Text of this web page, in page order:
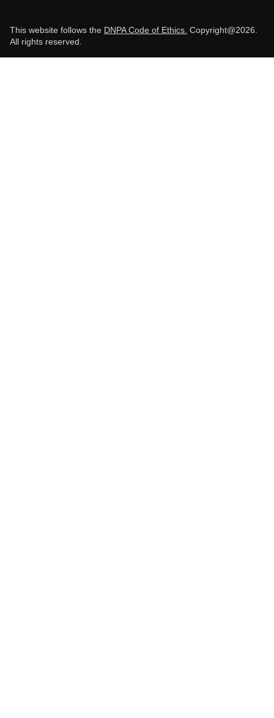
This website follows the DNPA Code of Ethics. Copyright@2026.
All rights reserved.